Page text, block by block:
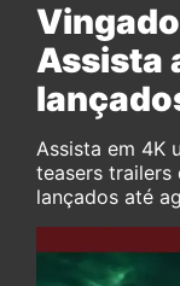
Assista
Assista em 4K
teasers trailers
lançados até